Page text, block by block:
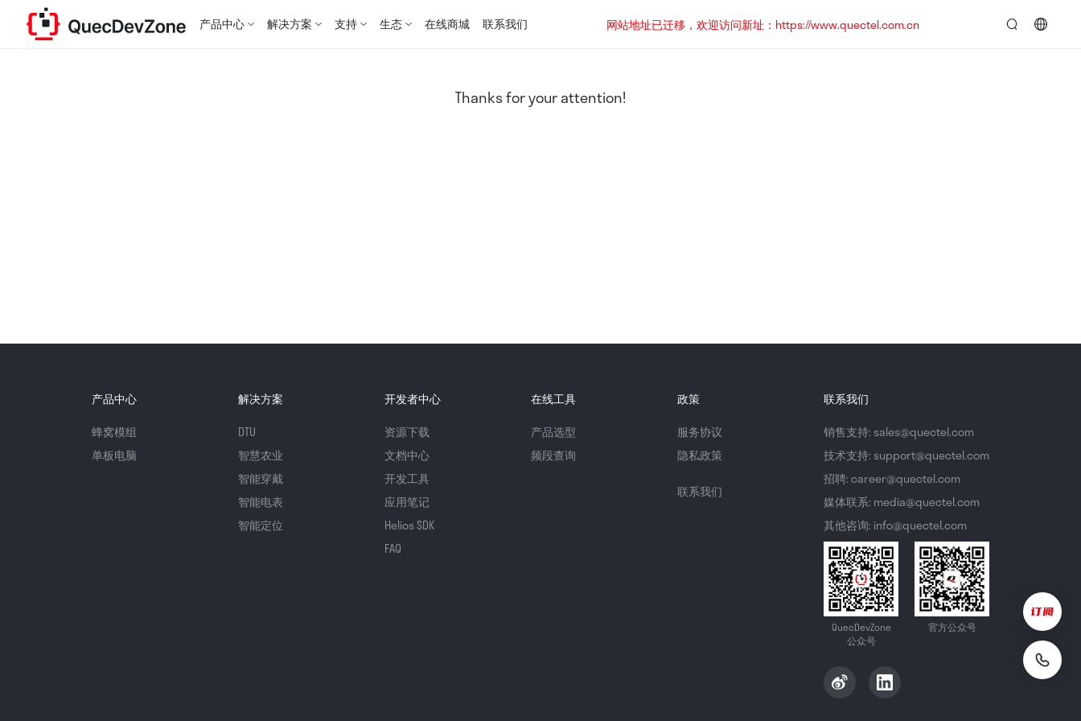
产品中心 解决方案 支持 生态 在线商城 联系我们
网站地址已迁移，欢迎访问新址：https://www.quectel.com.cn
Thanks for your attention!
产品中心
蜂窝模组
单板电脑
解决方案
DTU
智慧农业
智能穿戴
智能电表
智能定位
开发者中心
资源下载
文档中心
开发工具
应用笔记
Helios SDK
FAQ
在线工具
产品选型
频段查询
政策
服务协议
隐私政策
联系我们
联系我们
销售支持: sales@quectel.com
技术支持: support@quectel.com
招聘: career@quectel.com
媒体联系: media@quectel.com
其他咨询: info@quectel.com
QuecDevZone
公众号
官方公众号